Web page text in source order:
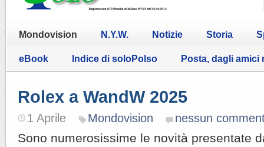
Mondovision N.Y.W. Notizie Storia
eBook Indice di soloPolso Posta, dagli amici
Rolex a WandW 2025
1 Aprile Mondovision nessun
Sono numerosissime le novità presentate